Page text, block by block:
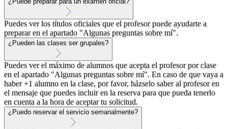
Puedes ver los títulos oficiales que el profesor puede ayudarte a
preparar en el apartado "Algunas preguntas sobre mí".
¿Pueden las clases ser grupales?
Puedes ver el máximo de alumnos que acepta el profesor por clase
en el apartado "Algunas preguntas sobre mí". En caso de que vaya a
haber +1 alumno en la clase, por favor, házselo saber al profesor en
el mensaje que puedes incluir en la reserva para que pueda tenerlo
en cuenta a la hora de aceptar tu solicitud.
¿Puedo reservar el servicio semanalmente?